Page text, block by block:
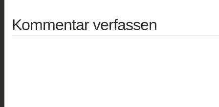
Kommentar verfassen